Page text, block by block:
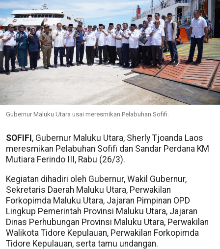
Gubernur Maluku Utara usai meresmikan Pelabuhan Sofifi.
SOFIFI , Gubernur Maluku Utara, Sherly Tjoanda Laos
meresmikan Pelabuhan Sofifi dan Sandar Perdana KM
Mutiara Ferindo III, Rabu (26/3).
Kegiatan dihadiri oleh Gubernur, Wakil Gubernur,
Sekretaris Daerah Maluku Utara, Perwakilan
Forkopimda Maluku Utara, Jajaran Pimpinan OPD
Lingkup Pemerintah Provinsi Maluku Utara, Jajaran
Dinas Perhubungan Provinsi Maluku Utara, Perwakilan
Walikota Tidore Kepulauan, Perwakilan Forkopimda
Tidore Kepulauan, serta tamu undangan.